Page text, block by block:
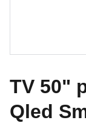
TV 50"
Qled